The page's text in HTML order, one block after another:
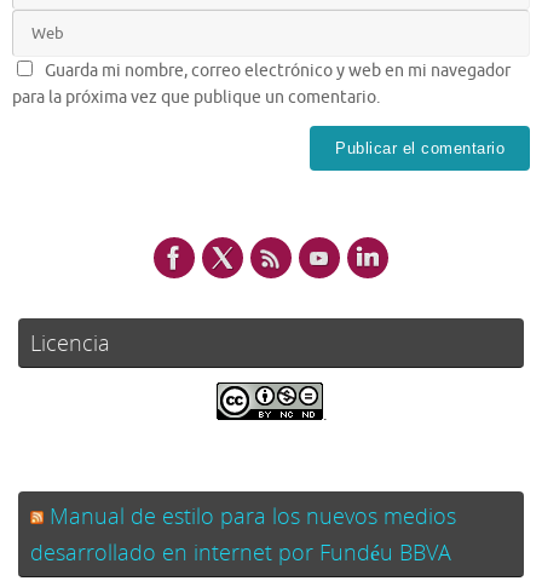
Guarda mi nombre, correo electrónico y web en mi navegador
para la próxima vez que publique un comentario.
Licencia
.
Manual de estilo para los nuevos medios
desarrollado en internet por Fundéu BBVA